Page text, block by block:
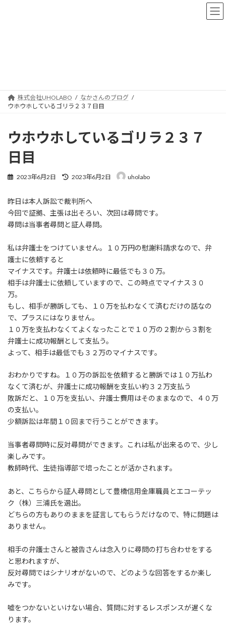
株式会社UHOLABO
なかさんのブログ
ウホウホしているゴリラ２３７日目
ウホウホしているゴリラ２３７
日目
2023年6月2日
最
新
日
時
:
2023年6月2日 uholabo
昨日は本人訴訟で裁判所へ
今回で証拠、主張は出そろい、次回は尋問です。
尋問は当事者尋問と証人尋問。
私は弁護士をつけていません。１０万円の慰謝料請求なので、弁
護士に依頼すると
マイナスです。弁護士は依頼時に最低でも３０万。
相手は弁護士に依頼していますので、この時点でマイナス３０
万。
もし、相手が勝訴しても、１０万を払わなくて済むだけの話なの
で、プラスにはなりません。
１０万を支払わなくてよくなったことで１０万の２割から３割を
弁護士に成功報酬として支払う。
よって、相手は最低でも３２万のマイナスです。
おわかりですね。１０万の訴訟を依頼すると勝訴では１０万払わ
なくて済むが、弁護士に成功報酬を支払い約３２万支払う
敗訴だと、１０万を支払い、弁護士費用はそのままなので、４０万
の支払い。
少額訴訟は年間１０回まで行うことができます。
当事者尋問時に反対尋問ができます。これは私が出来るので、少し
楽しみです。
教師時代、生徒指導部で培ったことが活かされます。
あと、こちらから証人尋問として豊橋信用金庫職員とエコーテッ
ク（株）三浦氏を選出。
どちらの方もありのままを証言してもらうだけなので、特に問題は
ありません。
相手の弁護士さんと被告さんは念入りに尋問の打ち合わせをする
と思われますが、
反対尋問ではシナリオがないので、どのような回答をするか楽し
みです。
嘘をつかないといけない場合、質問に対するレスポンスが遅くな
ります。